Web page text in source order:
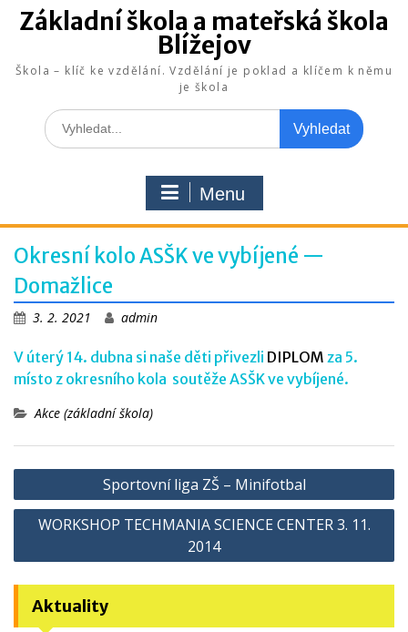
Základní škola a mateřská škola
Blížejov
Škola – klíč ke vzdělání. Vzdělání je poklad a klíčem k němu
je škola
Search
for:
Menu
Okresní kolo ASŠK ve vybíjené —
Domažlice
3. 2. 2021 admin
V úterý 14. dubna si naše děti přivezli DIPLOM za 5.
místo z okresního kola soutěže ASŠK ve vybíjené.
Akce (základní škola)
Navigace
pro
příspěvek
Sportovní liga ZŠ – Minifotbal
WORKSHOP TECHMANIA SCIENCE CENTER 3. 11.
2014
Aktuality